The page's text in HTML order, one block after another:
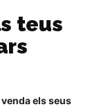
teus
els seus